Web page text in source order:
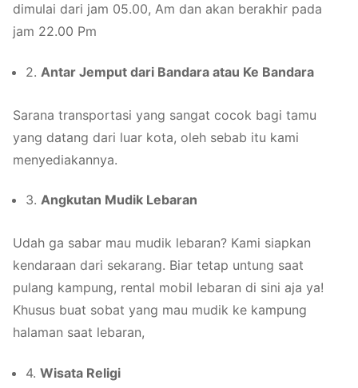
dimulai dari jam 05.00, Am dan akan berakhir pada
jam 22.00 Pm
2. Antar Jemput dari Bandara atau Ke Bandara
Sarana transportasi yang sangat cocok bagi tamu
yang datang dari luar kota, oleh sebab itu kami
menyediakannya.
3. Angkutan Mudik Lebaran
Udah ga sabar mau mudik lebaran? Kami siapkan
kendaraan dari sekarang. Biar tetap untung saat
pulang kampung, rental mobil lebaran di sini aja ya!
Khusus buat sobat yang mau mudik ke kampung
halaman saat lebaran,
4. Wisata Religi